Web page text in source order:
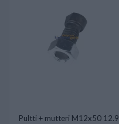
Pultti + mutteri M12x50 12.9